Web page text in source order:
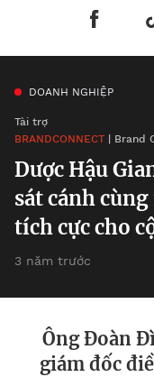
DOANH NGHIỆP
Tài trợ
BRANDCONNECT | Brand
Dược Hậu
sát cánh
tích cực cho
3 năm trước
Ông Đoàn
giám đốc